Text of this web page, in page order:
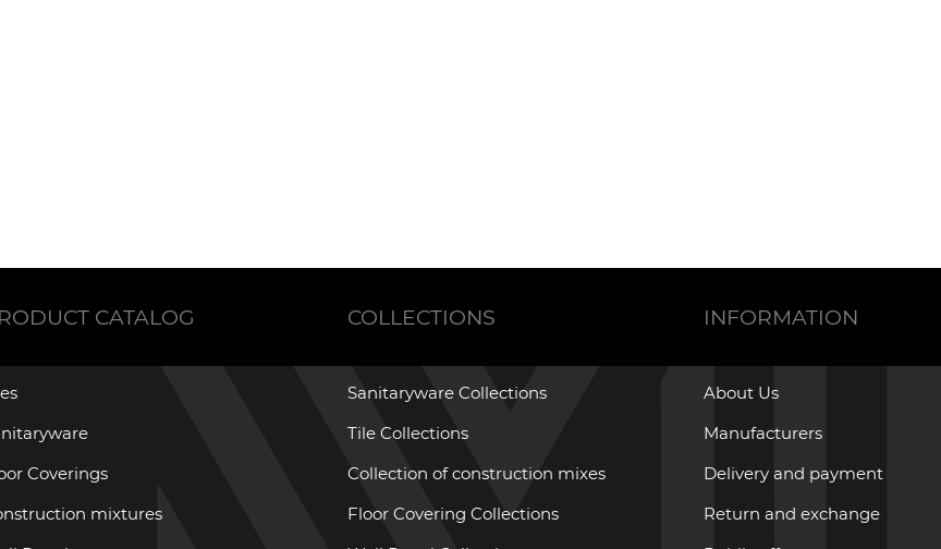
CATALOG
Coverings
mixtures
COLLECTIONS
Sanitaryware Collections
Tile Collections
Collection of construction mixes
Floor Covering Collections
INFORMATION
About Us
Manufacturers
Delivery and payment
Return and exchange